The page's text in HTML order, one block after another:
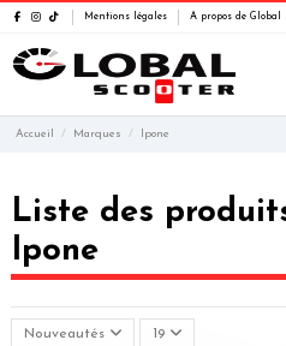
Mentions légales A propos de Global
Accueil Marques Ipone
Liste des
Ipone
Nouveautés 19